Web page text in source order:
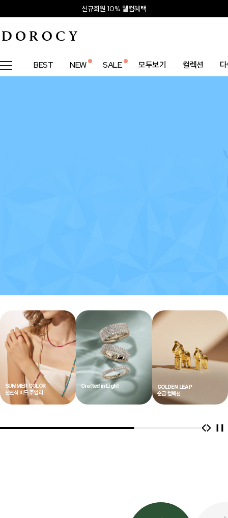
신규회원 10% 웰컴혜택
BEST NEW SALE 모두보기 컬렉션
GLOBAL PICK
글로벌 베스트
MEMBERSHIP
스페셜 혜택